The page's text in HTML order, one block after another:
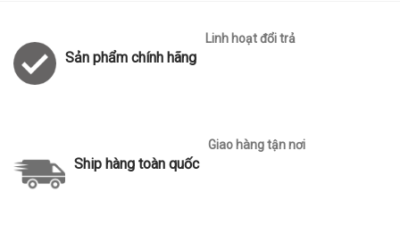
Sản phẩm chính hãng
Linh hoạt đổi trả
Ship hàng toàn quốc
Giao hàng tận nơi